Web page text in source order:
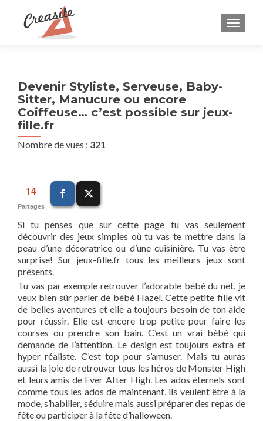
Devenir Styliste, Serveuse, Baby-
Sitter, Manucure ou encore
Coiffeuse… c’est possible sur jeux-
fille.fr
Nombre de vues : 321
14
Partages
Si tu penses que sur cette page tu vas seulement
découvrir des jeux simples où tu vas te mettre dans la
peau d’une décoratrice ou d’une cuisinière. Tu vas être
surprise! Sur jeux-fille.fr tous les meilleurs jeux sont
présents.
Tu vas par exemple retrouver l’adorable bébé du net, je
veux bien sûr parler de bébé Hazel. Cette petite fille vit
de belles aventures et elle a toujours besoin de ton aide
pour réussir. Elle est encore trop petite pour faire les
courses ou prendre son bain. C’est un vrai bébé qui
demande de l’attention. Le design est toujours extra et
hyper réaliste. C’est top pour s’amuser. Mais tu auras
aussi la joie de retrouver tous les héros de Monster High
et leurs amis de Ever After High. Les ados éternels sont
comme tous les ados de maintenant, ils veulent être à la
mode, s’habiller, séduire mais aussi préparer des repas de
fête ou participer à la fête d’halloween.